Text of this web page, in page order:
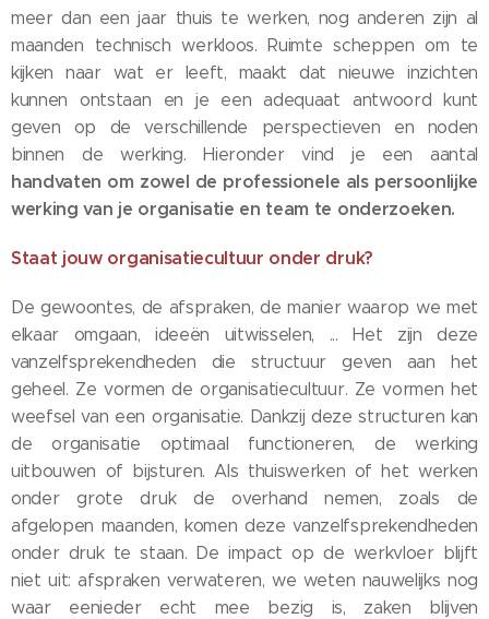
meer dan een jaar thuis te werken, nog anderen zijn al
maanden technisch werkloos. Ruimte scheppen om te
kijken naar wat er leeft, maakt dat nieuwe inzichten
kunnen ontstaan en je een adequaat antwoord kunt
geven op de verschillende perspectieven en noden
binnen de werking. Hieronder vind je een aantal
handvaten om zowel de professionele als persoonlijke
werking van je organisatie en team te onderzoeken.
Staat jouw organisatiecultuur onder druk?
De gewoontes, de afspraken, de manier waarop we met
elkaar omgaan, ideeën uitwisselen, ... Het zijn deze
vanzelfsprekendheden die structuur geven aan het
geheel. Ze vormen de organisatiecultuur. Ze vormen het
weefsel van een organisatie. Dankzij deze structuren kan
de organisatie optimaal functioneren, de werking
uitbouwen of bijsturen. Als thuiswerken of het werken
onder grote druk de overhand nemen, zoals de
afgelopen maanden, komen deze vanzelfsprekendheden
onder druk te staan. De impact op de werkvloer blijft
niet uit: afspraken verwateren, we weten nauwelijks nog
waar eenieder echt mee bezig is, zaken blijven